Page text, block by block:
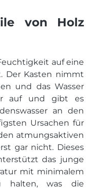
von Holz
auf eine
Der Kasten nimmt
und das Wasser
auf und gibt es
an den
Ursachen für
atmungsaktiven
gar nicht. Dieses
das junge
mit minimalem
halten, was die